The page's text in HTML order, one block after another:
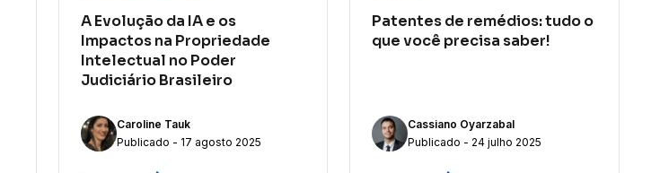
A Evolução da IA e os
Impactos na Propriedade
Intelectual no Poder
Judiciário Brasileiro
Caroline Tauk
Publicado - 17 agosto 2025
Patentes de remédios: tudo o
que você precisa saber!
Cassiano Oyarzabal
Publicado - 24 julho 2025